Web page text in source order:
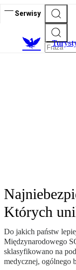
Serwisy
T
Których
Do jakich państw
Międzynarodowego
sklasyfikowano na
medycznej, ogólnego